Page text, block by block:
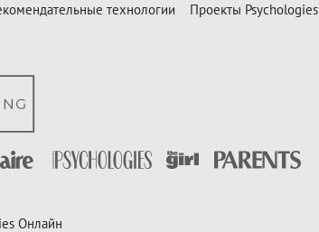
технологии
Проекты Psychologies
Онлайн